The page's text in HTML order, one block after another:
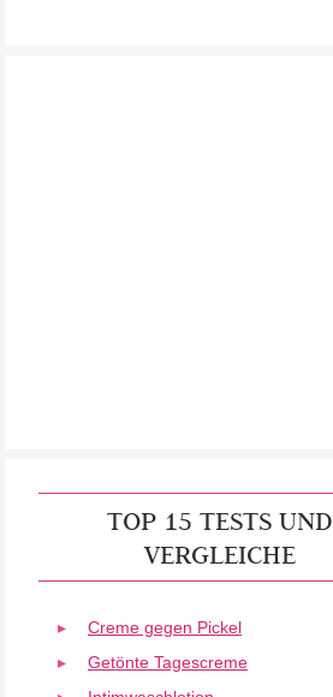
TOP 15 TESTS UND
VERGLEICHE
Creme gegen Pickel
Getönte Tagescreme